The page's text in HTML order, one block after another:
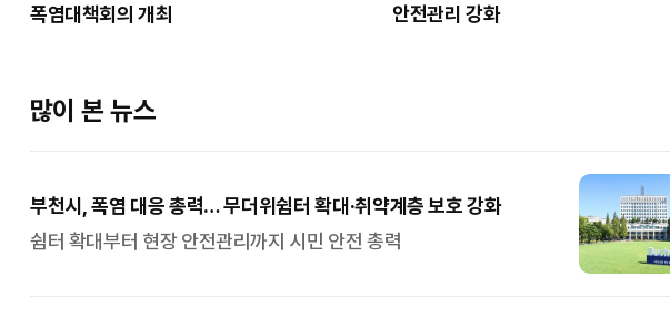
폭염대책회의 개최
안전관리 강화
많이 본 뉴스
부천시, 폭염 대응 총력… 무더위쉼터 확대·취약계층 보호 강화
쉼터 확대부터 현장 안전관리까지 시민 안전 총력